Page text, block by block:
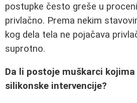
postupke često greše u
privlačno. Prema nekim
kog dela tela ne pojačava
suprotno.
Da li postoje muškarci
silikonske intervencije?